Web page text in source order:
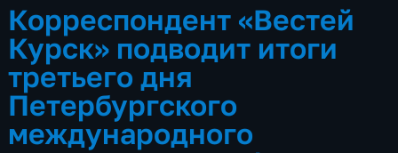
Корреспондент «Вестей
Курск» подводит итоги
третьего дня
Петербургского
международного